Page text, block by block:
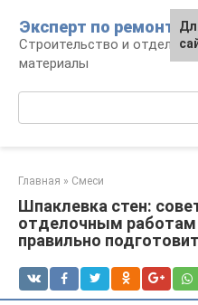
контенту
Эксперт по ремонту
Строительство и отделка:
материалы
Главная » Смеси
Шпаклевка стен:
отделочным работам
правильно